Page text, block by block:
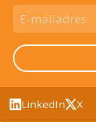
LinkedIn X